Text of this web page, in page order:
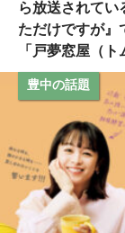
ら放送されてい
ただけですが』
「戸夢窓屋（
豊中の話題